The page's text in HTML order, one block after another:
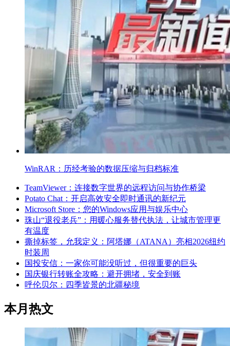
WinRAR：历经考验的数据压缩与归档标准
TeamViewer：连接数字世界的远程访问与协作桥梁
Potato Chat：开启高效安全即时通讯的新纪元
Microsoft Store：您的Windows应用与娱乐中心
珠山“退役老兵”：用暖心服务替代执法，让城市管理更
有温度
撕掉标签，允我定义：阿塔娜（ATANA）亮相2026纽约
时装周
国投安信：一家你可能没听过，但很重要的巨头
国庆银行转账全攻略：避开拥堵，安全到账
呼伦贝尔：四季皆景的北疆秘境
本月热文